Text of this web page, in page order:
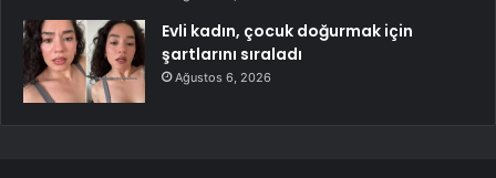
Evli kadın, çocuk doğurmak için
şartlarını sıraladı
Ağustos 6, 2026